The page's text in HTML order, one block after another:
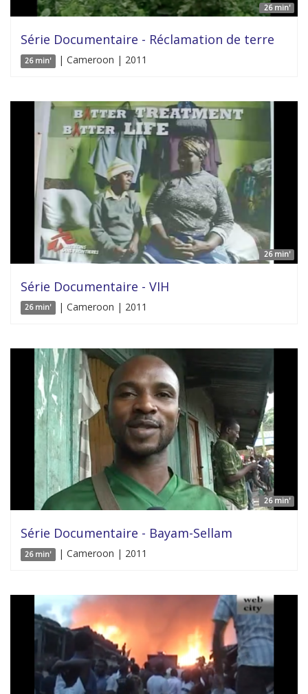
26 min'
Série Documentaire - Réclamation de terre
26 min' | Cameroon | 2011
26 min'
Série Documentaire - VIH
26 min' | Cameroon | 2011
26 min'
Série Documentaire - Bayam-Sellam
26 min' | Cameroon | 2011